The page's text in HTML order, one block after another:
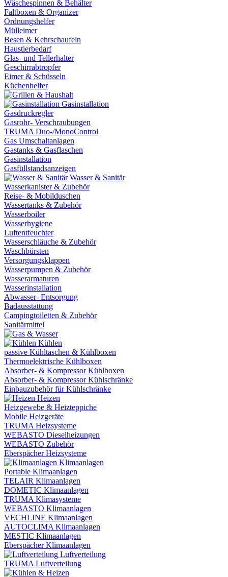
Wäschespinnen & Behälter
Faltboxen & Organizer
Ordnungshelfer
Mülleimer
Besen & Kehrschaufeln
Haustierbedarf
Glas- und Tellerhalter
Geschirrabtropfer
Eimer & Schüsseln
Küchenhelfer
Gasinstallation
Gasdruckregler
Gasrohr- Verschraubungen
TRUMA Duo-/MonoControl
Gas Umschaltanlagen
Gastanks & Gasflaschen
Gasinstallation
Gasfüllstandsanzeigen
Wasser & Sanitär
Wasserkanister & Zubehör
Reise- & Mobilduschen
Wassertanks & Zubehör
Wasserboiler
Wasserhygiene
Luftentfeuchter
Wasserschläuche & Zubehör
Waschbürsten
Versorgungsklappen
Wasserpumpen & Zubehör
Wasserarmaturen
Wasserinstallation
Abwasser- Entsorgung
Badausstattung
Campingtoiletten & Zubehör
Sanitärmittel
Kühlen
passive Kühltaschen & Kühlboxen
Thermoelektrische Kühlboxen
Absorber- & Kompressor Kühlboxen
Absorber- & Kompressor Kühlschränke
Einbauzubehör für Kühlschränke
Heizen
Heizgewebe & Heizteppiche
Mobile Heizgeräte
TRUMA Heizsysteme
WEBASTO Dieselheizungen
WEBASTO Zubehör
Eberspächer Heizsysteme
Klimaanlagen
Portable Klimaanlagen
TELAIR Klimaanlagen
DOMETIC Klimaanlagen
TRUMA Klimasysteme
WEBASTO Klimaanlagen
VECHLINE Klimaanlagen
AUTOCLIMA Klimaanlagen
MESTIC Klimaanlagen
Eberspächer Klimaanlagen
Luftverteilung
TRUMA Luftverteilung